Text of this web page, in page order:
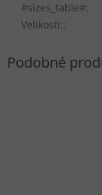
#sizes_table#:
Velikosti::